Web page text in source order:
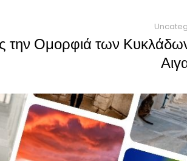
την Ομορφιά των